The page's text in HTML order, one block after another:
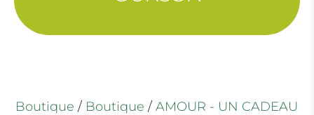
Boutique / Boutique /AMOUR - UN CADEAU